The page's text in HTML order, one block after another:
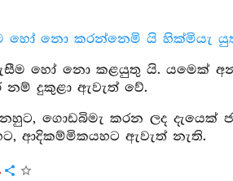
හෝ නො කරන්නෙමි යි හික්මියැ
හෝ නො කළයුතු යි. යමෙක්
දුකුළා ඇවැත් වේ.
ගොඩබිමැ කරන ලද දැයෙක්
ආදිකම්මිකයහට ඇවැත් නැති.